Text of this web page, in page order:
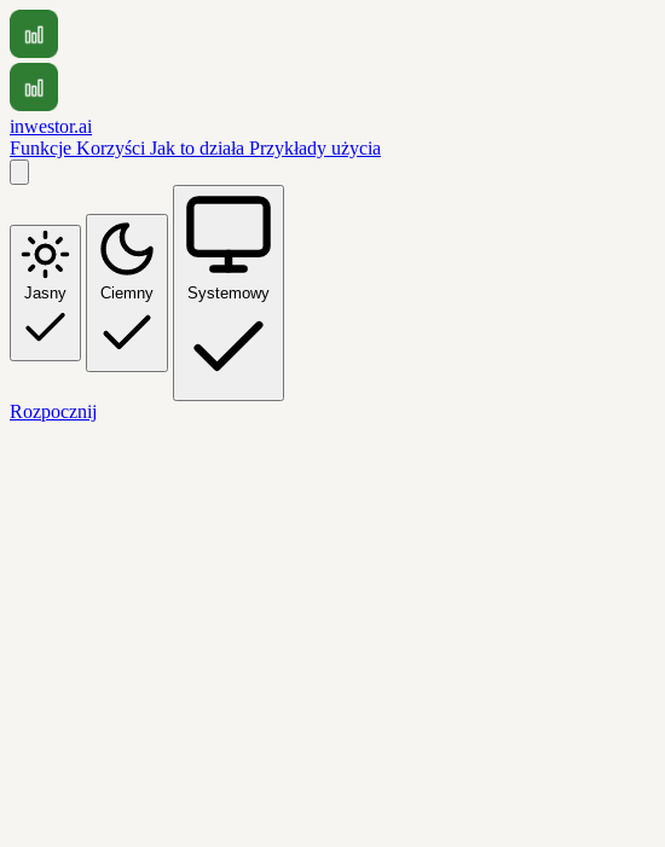
inwestor.ai
Funkcje Korzyści Jak to działa Przykłady użycia
Jasny Ciemny Systemowy
Rozpocznij